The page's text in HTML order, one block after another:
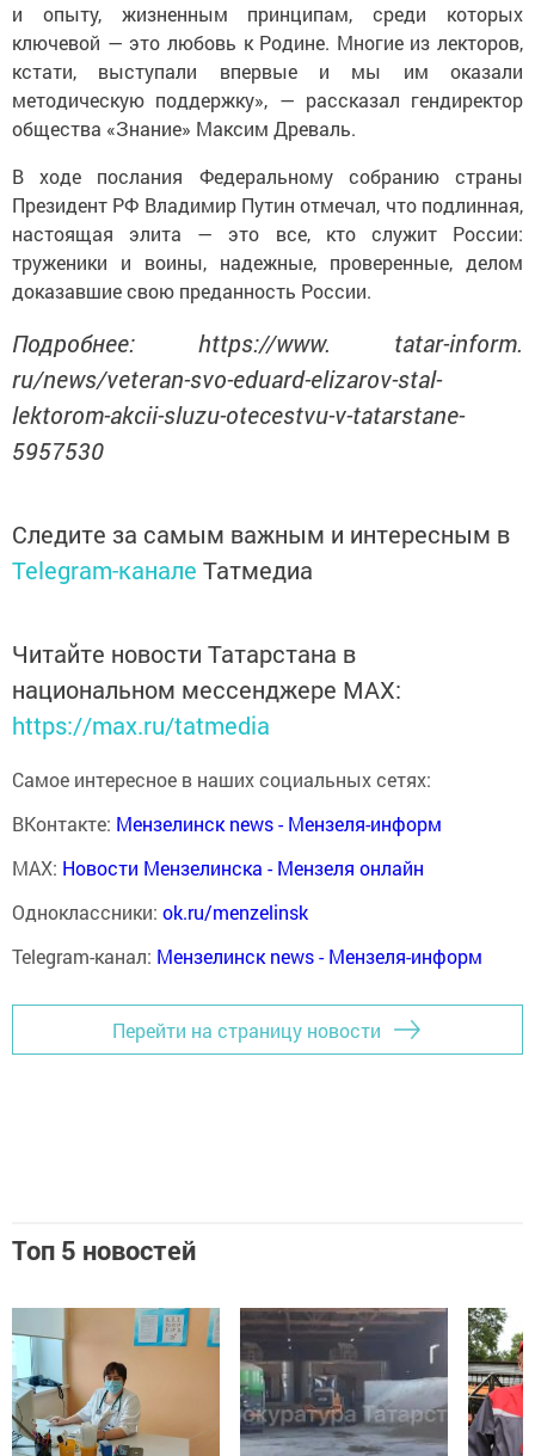
и опыту, жизненным принципам, среди которых
ключевой — это любовь к Родине. Многие из лекторов,
кстати, выступали впервые и мы им оказали
методическую поддержку», — рассказал гендиректор
общества «Знание» Максим Древаль.
В ходе послания Федеральному собранию страны
Президент РФ Владимир Путин отмечал, что подлинная,
настоящая элита — это все, кто служит России:
труженики и воины, надежные, проверенные, делом
доказавшие свою преданность России.
Подробнее: https://www. tatar-inform.
ru/news/veteran-svo-eduard-elizarov-stal-
lektorom-akcii-sluzu-otecestvu-v-tatarstane-
5957530
Следите за самым важным и интересным в
Telegram-канале Татмедиа
Читайте новости Татарстана в
национальном мессенджере MАХ:
https://max.ru/tatmedia
Самое интересное в наших социальных сетях:
ВКонтакте: Мензелинск news - Мензеля-информ
MAX: Новости Мензелинска - Мензеля онлайн
Одноклассники: ok.ru/menzelinsk
Telegram-канал: Мензелинск news - Мензеля-информ
Перейти на страницу новости
Топ 5 новостей